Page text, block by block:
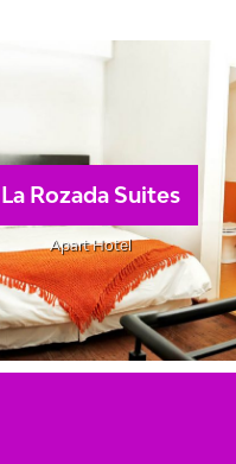
La Rozada Suites
Apart Hotel